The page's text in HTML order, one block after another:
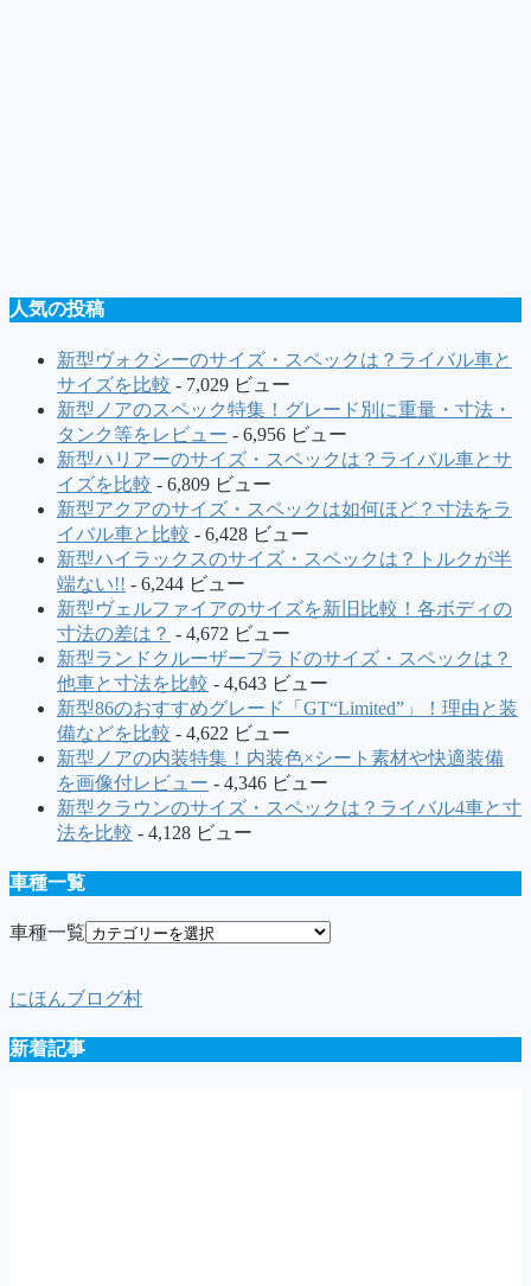
人気の投稿
新型ヴォクシーのサイズ・スペックは？ライバル車と
サイズを比較 - 7,029 ビュー
新型ノアのスペック特集！グレード別に重量・寸法・
タンク等をレビュー - 6,956 ビュー
新型ハリアーのサイズ・スペックは？ライバル車とサ
イズを比較 - 6,809 ビュー
新型アクアのサイズ・スペックは如何ほど？寸法をラ
イバル車と比較 - 6,428 ビュー
新型ハイラックスのサイズ・スペックは？トルクが半
端ない!! - 6,244 ビュー
新型ヴェルファイアのサイズを新旧比較！各ボディの
寸法の差は？ - 4,672 ビュー
新型ランドクルーザープラドのサイズ・スペックは？
他車と寸法を比較 - 4,643 ビュー
新型86のおすすめグレード「GT“Limited”」！理由と装
備などを比較 - 4,622 ビュー
新型ノアの内装特集！内装色×シート素材や快適装備
を画像付レビュー - 4,346 ビュー
新型クラウンのサイズ・スペックは？ライバル4車と寸
法を比較 - 4,128 ビュー
車種一覧
車種一覧
にほんブログ村
新着記事